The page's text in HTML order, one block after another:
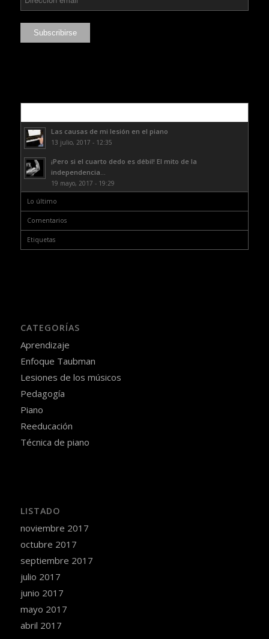
Las causas de mi lesión en el piano
13 julio, 2017 - 12:35
¡Pero si el cuarto dedo es débil! El mito de la
independencia...
19 mayo, 2017 - 19:29
Lo último
Comentarios
Etiquetas
CATEGORÍAS
Aprendizaje
Enfoque Taubman
Lesiones de los músicos
Pedagogía
Piano
Reeducación
Técnica de piano
LISTADO
noviembre 2017
octubre 2017
septiembre 2017
julio 2017
junio 2017
mayo 2017
abril 2017